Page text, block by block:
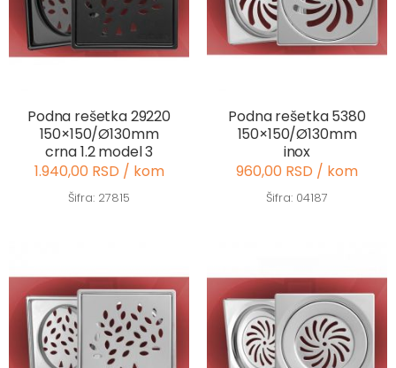
Podna rešetka 29220
150×150/Ø130mm
crna 1.2 model 3
1.940,00 RSD / kom
Šifra: 27815
Podna rešetka 5380
150×150/Ø130mm
inox
960,00 RSD / kom
Šifra: 04187